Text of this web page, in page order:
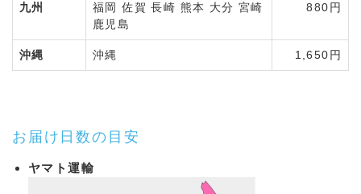
九州
福岡 佐賀 長崎 熊本 大分 宮崎
鹿児島
880円
沖縄 沖縄 1,650円
お届け日数の目安
ヤマト運輸